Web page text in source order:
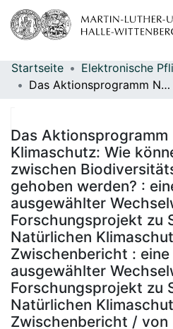
Bereiche & Sammlungen
Statistiken
Startseite
Das Aktionsprogramm Natürlicher Klimaschutz: Wie können Synergien zwischen Biodiversitäts- und Klimaschutz gehoben werden? : eine Analyse ausgewählter Wechselwirkungen im UBA-Forschungsprojekt zu Szenarien für den Natürlichen Klimaschutz : Zwischenbericht : eine Analyse ausgewählter Wechselwirkungen im UBA-Forschungsprojekt zu Szenarien für den Natürlichen Klimaschutz : Zwischenbericht / von Hannes Böttcher, Margarethe Scheffler, Judith Reise, Mirjam Pfeiffer, Kirsten Wiegmann, Leon Janas, Klaus Hennenberg (Öko-Institut, Berlin) ; im Auftrag des Umweltbundesamtes ; Durchführung der Studie: Öko-Institut e.V. ; Redaktion: Fachgebiet V 1.2 Strategien und Szenarien zu Klimaschutz und Energie - Judith Voß-Stemping
Das
Klimaschutz: Wie
zwischen
gehoben werden? :
ausgewählter
Forschungsprojekt zu
Natürlichen
Zwischenbericht :
ausgewählter
Forschungsprojekt zu
Natürlichen
Zwischenbericht / von